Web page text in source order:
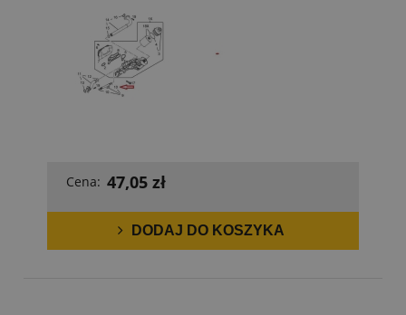
Cena: 47,05 zł
DODAJ DO KOSZYKA